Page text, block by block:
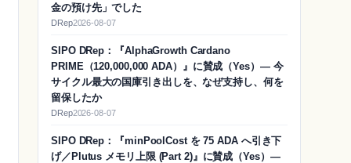
金の預け先」でした
DRep2026-08-07
SIPO DRep：『AlphaGrowth Cardano
PRIME（120,000,000 ADA）』に賛成（Yes）― 今
サイクル最大の国庫引き出しを、なぜ支持し、何を
留保したか
DRep2026-08-07
SIPO DRep：『minPoolCost を 75 ADA へ引き下
げ／Plutus メモリ上限 (Part 2)』に賛成（Yes）―